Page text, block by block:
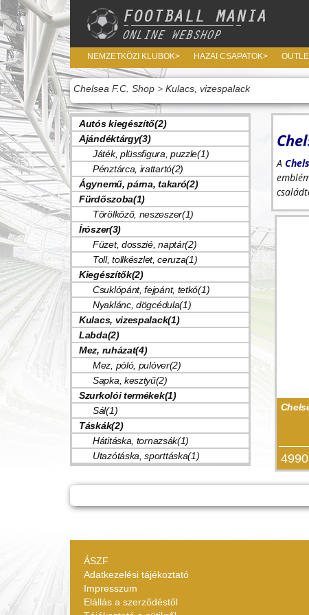
NEMZETKÖZI KLUBOK> HAZAI CSAPATOK>
Chelsea F.C. Shop > Kulacs, vizespalack
Autós kiegészítő(2)
Ajándéktárgy(3)
Játék, plüssfigura, puzzle(1)
Pénztárca, irattartó(2)
Ágynemű, párna, takaró(2)
Fürdőszoba(1)
Törölköző, neszeszer(1)
Írószer(3)
Füzet, dosszié, naptár(2)
Toll, tollkészlet, ceruza(1)
Kiegészítők(2)
Csuklópánt, fejpánt, tetkó(1)
Nyaklánc, dögcédula(1)
Kulacs, vizespalack(1)
Labda(2)
Mez, ruházat(4)
Mez, póló, pulóver(2)
Sapka, kesztyű(2)
Szurkolói termékek(1)
Sál(1)
Táskák(2)
Hátitáska, tornazsák(1)
Utazótáska, sporttáska(1)
A
ÁSZF
Adatkezelési tájékoztató
Impresszum
Elállás a szerződéstől